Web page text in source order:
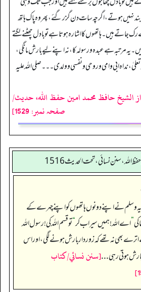
نہیں ہوتے، اگرچہ سات دن گزر گئے، پھر وہ پاک ہاتھ
جاتے ہیں۔ ہاتھوں کا اشارہ ہوتا ہے تو بادل چھٹنے لگتے
یہ مرتبہ ہے عبدہ و رسولہ کا، نہ اپنے لیے بارش مانگی،
نداہ ابی وامی وروحی و نفسی و ولدی۔۔۔ صلی اللہ علیہ
از الشیخ حافظ محمد امین حفظ اللہ، حدیث/
صفحہ نمبر: 1529]
الله، سنن نسائي، تحت الحديث 1516
وسلم نے اپنے دونوں ہاتھوں کو اپنے چہرے کے
”اے اللہ! ہمیں سیراب کر“تو قسم اللہ کی! رسول اللہ
اترے بھی نہ تھے کہ زور دار بارش ہونے لگی، اور اس
ہوتی رہی...[سنن نسائي/كتاب